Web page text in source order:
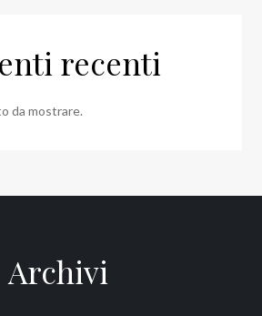
recenti
da mostrare.
Archivi